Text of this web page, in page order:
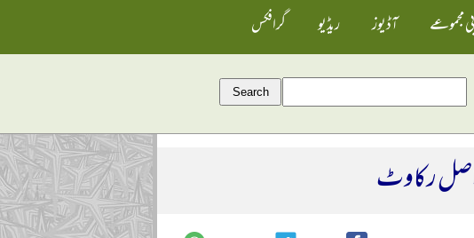
مجموعے آڈیوز ریڈیو گرافکس
اصل رکاوٹ